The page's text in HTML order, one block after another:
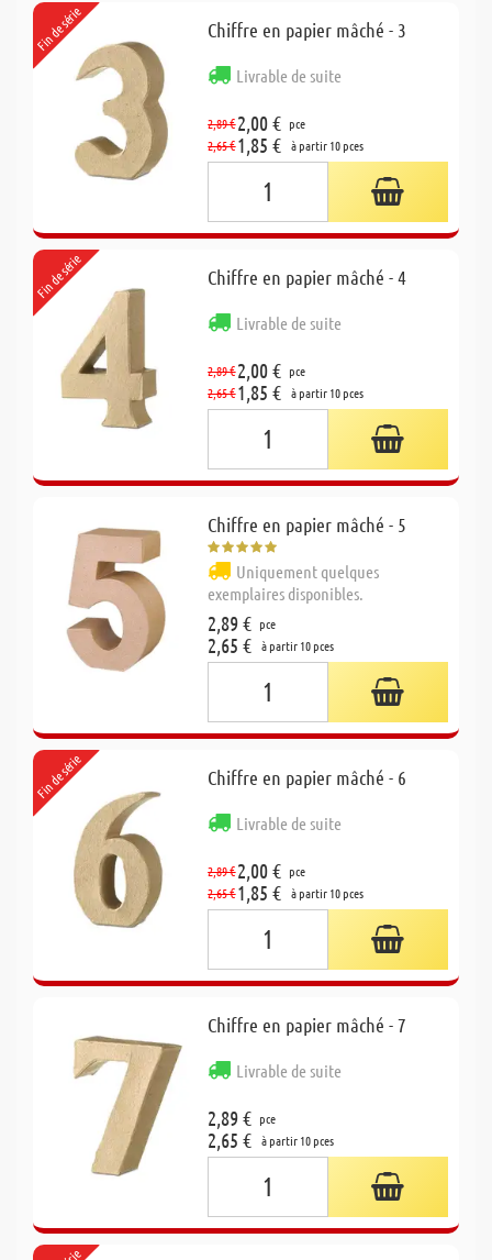
Chiffre en papier mâché - 3
Livrable de suite
2,89 €2,00 € pce
2,65 €1,85 € à partir 10 pces
Fin de série
Chiffre en papier mâché - 4
Livrable de suite
2,89 €2,00 € pce
2,65 €1,85 € à partir 10 pces
Fin de série
Chiffre en papier mâché - 5
Uniquement quelques
exemplaires disponibles.
2,89 € pce
2,65 € à partir 10 pces
Chiffre en papier mâché - 6
Livrable de suite
2,89 €2,00 € pce
2,65 €1,85 € à partir 10 pces
Fin de série
Chiffre en papier mâché - 7
Livrable de suite
2,89 € pce
2,65 € à partir 10 pces